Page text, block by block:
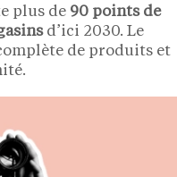
plus de 90 points de
d’ici 2030. Le
de produits et